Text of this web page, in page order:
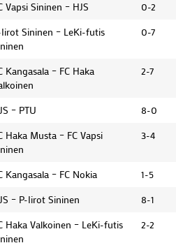
Vapsi Sininen – HJS
0-2
Iirot Sininen – LeKi-futis
0-7
Kangasala – FC Haka
2-7
– PTU
8-0
Haka Musta – FC Vapsi
3-4
Kangasala – FC Nokia
1-5
– P-Iirot Sininen
8-1
Haka Valkoinen – LeKi-futis
2-2